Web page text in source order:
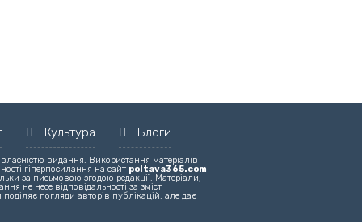
Культура Блоги
видання. Використання матеріалів
гіперпосилання на сайт poltava365.com
за письмовою згодою редакції. Матеріали,
не несе відповідальності за зміст
погляди авторів публікацій, але дає